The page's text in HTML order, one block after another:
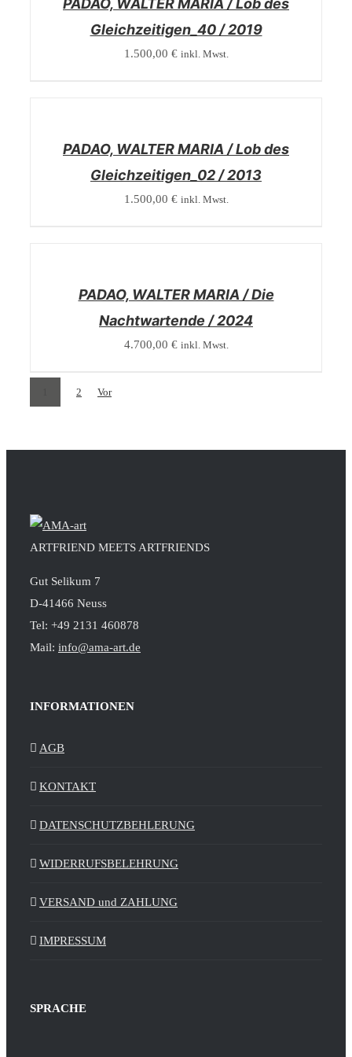
PADAO, WALTER MARIA / Lob des
Gleichzeitigen_40 / 2019
1.500,00 € inkl. Mwst.
PADAO, WALTER MARIA / Lob des
Gleichzeitigen_02 / 2013
1.500,00 € inkl. Mwst.
PADAO, WALTER MARIA / Die
Nachtwartende / 2024
4.700,00 € inkl. Mwst.
2 Vor
ARTFRIEND MEETS ARTFRIENDS
Gut Selikum 7
D-41466 Neuss
Tel: +49 2131 460878
Mail: info@ama-art.de
INFORMATIONEN
AGB
KONTAKT
DATENSCHUTZBEHLERUNG
WIDERRUFSBELEHRUNG
VERSAND und ZAHLUNG
IMPRESSUM
SPRACHE